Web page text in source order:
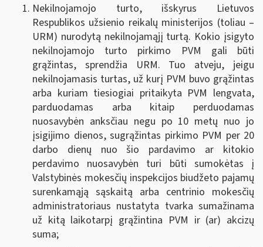
Nekilnojamojo turto, išskyrus Lietuvos
Respublikos užsienio reikalų ministerijos (toliau –
URM) nurodytą nekilnojamąjį turtą. Kokio įsigyto
nekilnojamojo turto pirkimo PVM gali būti
grąžintas, sprendžia URM. Tuo atveju, jeigu
nekilnojamasis turtas, už kurį PVM buvo grąžintas
arba kuriam tiesiogiai pritaikyta PVM lengvata,
parduodamas arba kitaip perduodamas
nuosavybėn anksčiau negu po 10 metų nuo jo
įsigijimo dienos, sugrąžintas pirkimo PVM per 20
darbo dienų nuo šio pardavimo ar kitokio
perdavimo nuosavybėn turi būti sumokėtas į
Valstybinės mokesčių inspekcijos biudžeto pajamų
surenkamąją sąskaitą arba centrinio mokesčių
administratoriaus nustatyta tvarka sumažinama
už kitą laikotarpį grąžintina PVM ir (ar) akcizų
suma;